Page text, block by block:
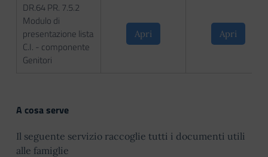
DR.64 PR. 7.5.2
Modulo di
presentazione lista
C.I. - componente
Genitori
Apri Apri
A cosa serve
Il seguente servizio raccoglie tutti i documenti utili
alle famiglie